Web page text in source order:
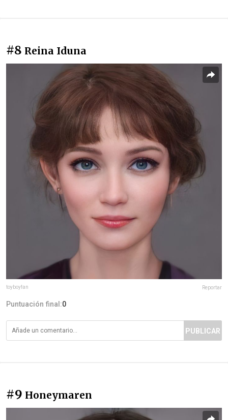
#8 Reina Iduna
toyboyfan Reportar
Puntuación final:0
PUBLICAR
#9 Honeymaren